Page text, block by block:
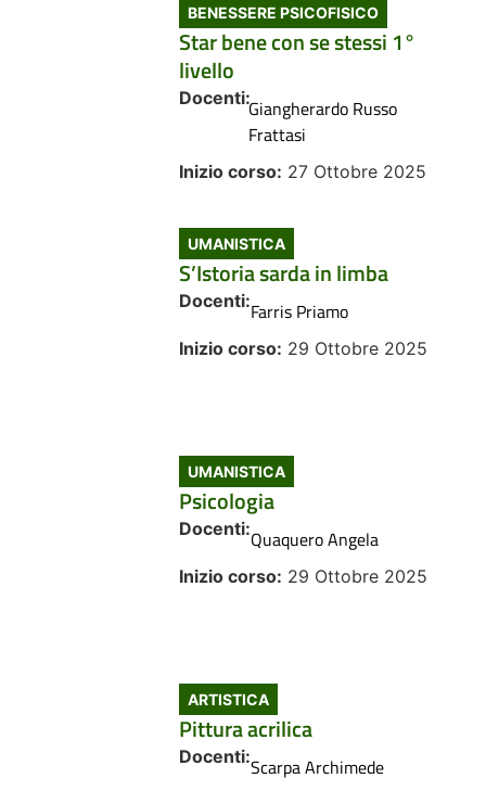
BENESSERE PSICOFISICO
Star bene con se stessi 1°
livello
Docenti:Giangherardo Russo
Frattasi
Inizio corso: 27 Ottobre 2025
UMANISTICA
S’Istoria sarda in limba
Docenti:Farris Priamo
Inizio corso: 29 Ottobre 2025
UMANISTICA
Psicologia
Docenti:Quaquero Angela
Inizio corso: 29 Ottobre 2025
ARTISTICA
Pittura acrilica
Docenti:Scarpa Archimede